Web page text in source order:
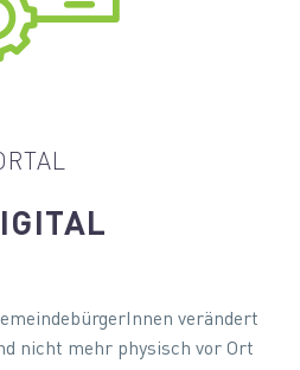
verändert
nicht mehr physisch vor Ort